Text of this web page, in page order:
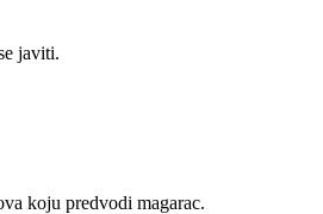
javiti.
koju predvodi magarac.